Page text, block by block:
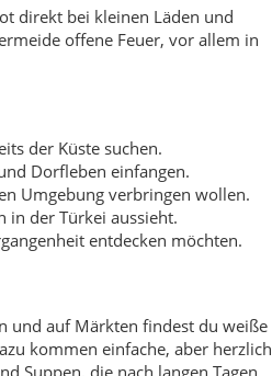
auf Märkten findest du weiße
kommen einfache, aber
einem typischen thrakischen
Käse – inklusive
sanfte Hügel, Felder, kleine
im Sommer dominieren Gelb-
erleben. Auch kurze Offroad-
du gleich mehrere Dörfer und